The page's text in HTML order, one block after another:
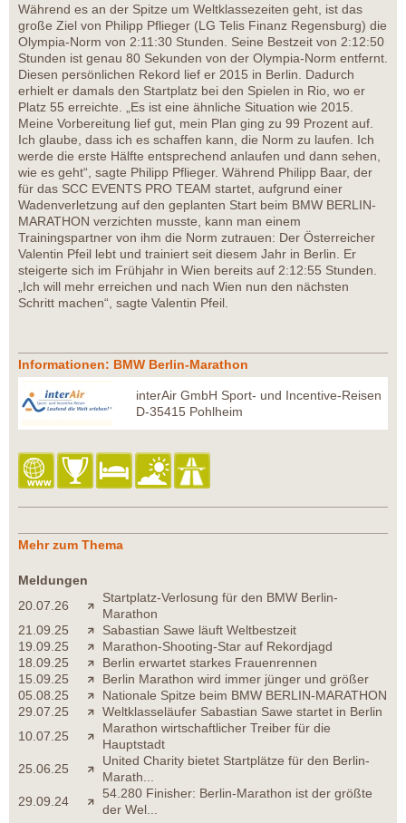
Während es an der Spitze um Weltklassezeiten geht, ist das
große Ziel von Philipp Pflieger (LG Telis Finanz Regensburg) die
Olympia-Norm von 2:11:30 Stunden. Seine Bestzeit von 2:12:50
Stunden ist genau 80 Sekunden von der Olympia-Norm entfernt.
Diesen persönlichen Rekord lief er 2015 in Berlin. Dadurch
erhielt er damals den Startplatz bei den Spielen in Rio, wo er
Platz 55 erreichte. „Es ist eine ähnliche Situation wie 2015.
Meine Vorbereitung lief gut, mein Plan ging zu 99 Prozent auf.
Ich glaube, dass ich es schaffen kann, die Norm zu laufen. Ich
werde die erste Hälfte entsprechend anlaufen und dann sehen,
wie es geht“, sagte Philipp Pflieger. Während Philipp Baar, der
für das SCC EVENTS PRO TEAM startet, aufgrund einer
Wadenverletzung auf den geplanten Start beim BMW BERLIN-
MARATHON verzichten musste, kann man einem
Trainingspartner von ihm die Norm zutrauen: Der Österreicher
Valentin Pfeil lebt und trainiert seit diesem Jahr in Berlin. Er
steigerte sich im Frühjahr in Wien bereits auf 2:12:55 Stunden.
„Ich will mehr erreichen und nach Wien nun den nächsten
Schritt machen“, sagte Valentin Pfeil.
Informationen: BMW Berlin-Marathon
interAir GmbH Sport- und Incentive-Reisen
D-35415 Pohlheim
Mehr zum Thema
Meldungen
20.07.26
Startplatz-Verlosung für den BMW Berlin-
Marathon
21.09.25
Sabastian Sawe läuft Weltbestzeit
19.09.25
Marathon-Shooting-Star auf Rekordjagd
18.09.25
Berlin erwartet starkes Frauenrennen
15.09.25
Berlin Marathon wird immer jünger und größer
05.08.25
Nationale Spitze beim BMW BERLIN-MARATHON
29.07.25
Weltklasseläufer Sabastian Sawe startet in Berlin
10.07.25
Marathon wirtschaftlicher Treiber für die
Hauptstadt
25.06.25
United Charity bietet Startplätze für den Berlin-
Marath...
29.09.24
54.280 Finisher: Berlin-Marathon ist der größte
der Wel...